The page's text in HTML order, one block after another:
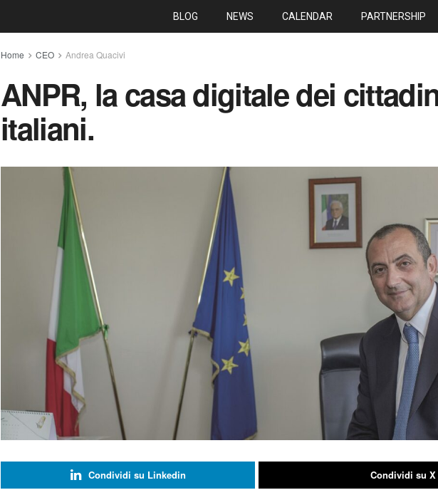
BLOG NEWS CALENDAR PARTNERSHIP
Home CEO Andrea Quacivi
ANPR, la casa digitale dei
italiani.
Condividi su Linkedin Condividi su X